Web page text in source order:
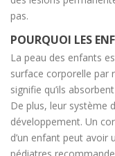
pas.
POURQUOI LES
La peau des enfants
surface corporelle par
signifie qu’ils
De plus, leur système
développement. Un
d’un enfant peut avoir
pédiatres